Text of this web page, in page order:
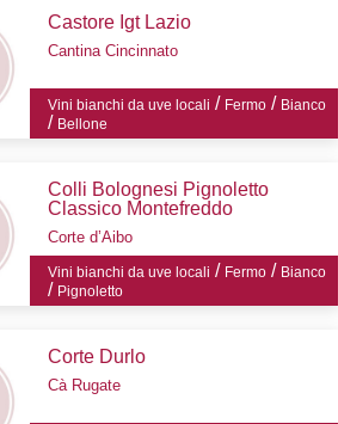
Castore Igt Lazio
Cantina Cincinnato
Vini bianchi da uve locali / Fermo/ Bianco
/ Bellone
Colli Bolognesi Pignoletto
Classico Montefreddo
Corte d’Aibo
Vini bianchi da uve locali / Fermo/ Bianco
/ Pignoletto
Corte Durlo
Cà Rugate